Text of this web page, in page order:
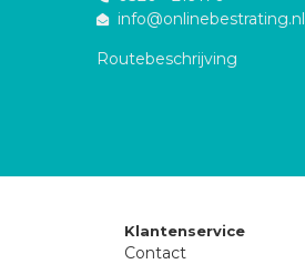
info@onlinebestrating.nl
Routebeschrijving
Klantenservice
Contact